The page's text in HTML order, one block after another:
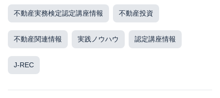
不動産実務検定認定講座情報 不動産投資
不動産関連情報 実践ノウハウ 認定講座情報
J-REC